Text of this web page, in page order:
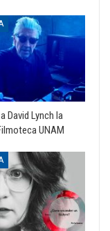
David Lynch la
UNAM